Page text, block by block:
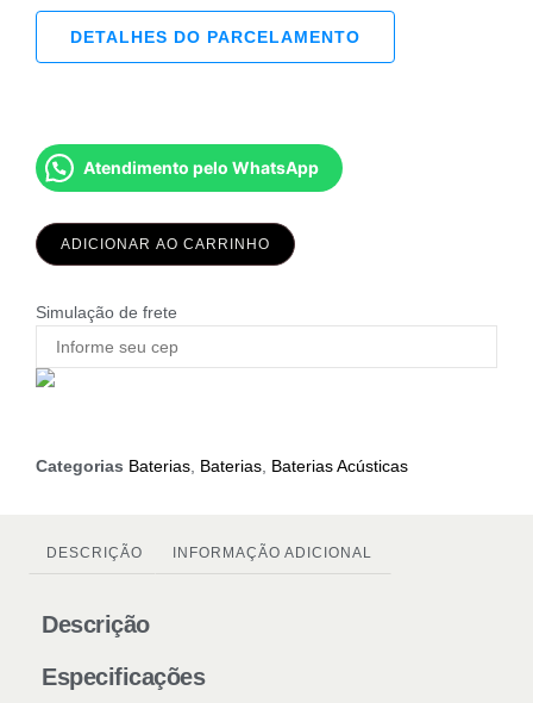
DETALHES DO PARCELAMENTO
Atendimento pelo WhatsApp
ADICIONAR AO CARRINHO
Simulação de frete
Categorias Baterias Baterias Baterias Acústicas
DESCRIÇÃO INFORMAÇÃO ADICIONAL
Descrição
Especificações